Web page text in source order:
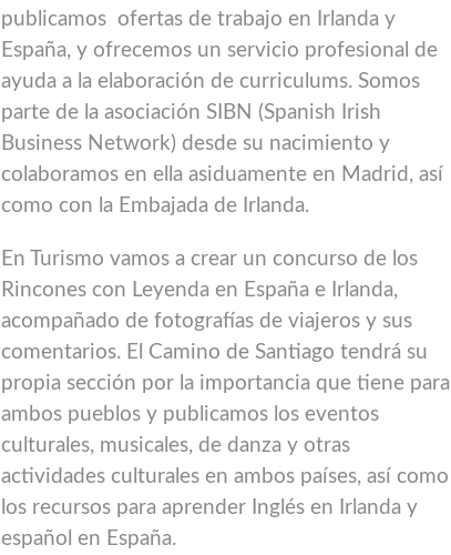
publicamos ofertas de trabajo en Irlanda y
España, y ofrecemos un servicio profesional de
ayuda a la elaboración de curriculums. Somos
parte de la asociación SIBN (Spanish Irish
Business Network) desde su nacimiento y
colaboramos en ella asiduamente en Madrid, así
como con la Embajada de Irlanda.
En Turismo vamos a crear un concurso de los
Rincones con Leyenda en España e Irlanda,
acompañado de fotografías de viajeros y sus
comentarios. El Camino de Santiago tendrá su
propia sección por la importancia que tiene para
ambos pueblos y publicamos los eventos
culturales, musicales, de danza y otras
actividades culturales en ambos países, así como
los recursos para aprender Inglés en Irlanda y
español en España.